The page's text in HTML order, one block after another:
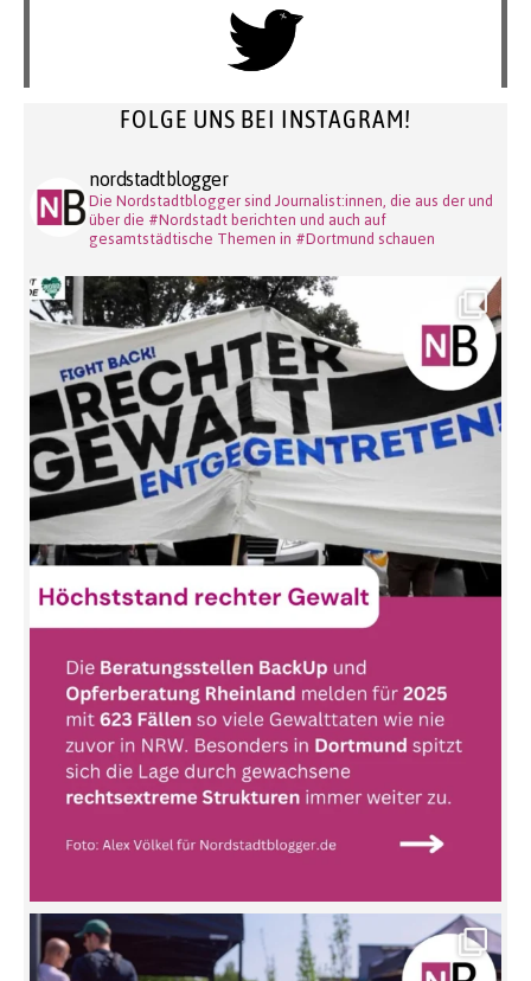
FOLGE UNS BEI INSTAGRAM!
nordstadtblogger
Die Nordstadtblogger sind Journalist:innen, die aus der und
über die #Nordstadt berichten und auch auf
gesamtstädtische Themen in #Dortmund schauen